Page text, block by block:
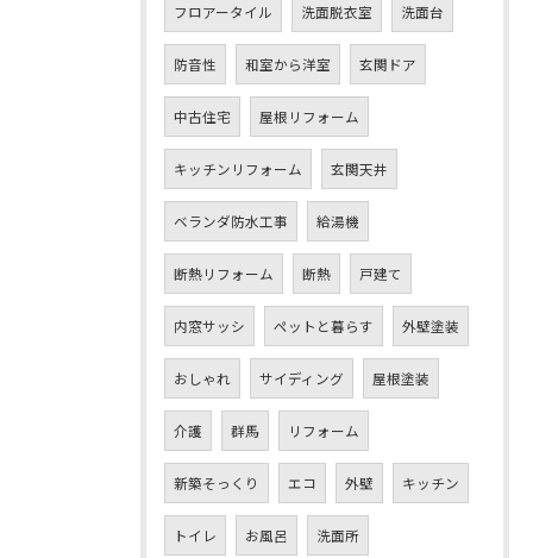
フロアータイル 洗面脱衣室 洗面台
防音性 和室から洋室 玄関ドア
中古住宅 屋根リフォーム
キッチンリフォーム 玄関天井
ベランダ防水工事 給湯機
断熱リフォーム 断熱 戸建て
内窓サッシ ペットと暮らす 外壁塗装
おしゃれ サイディング 屋根塗装
介護 群馬 リフォーム
新築そっくり エコ 外壁 キッチン
トイレ お風呂 洗面所